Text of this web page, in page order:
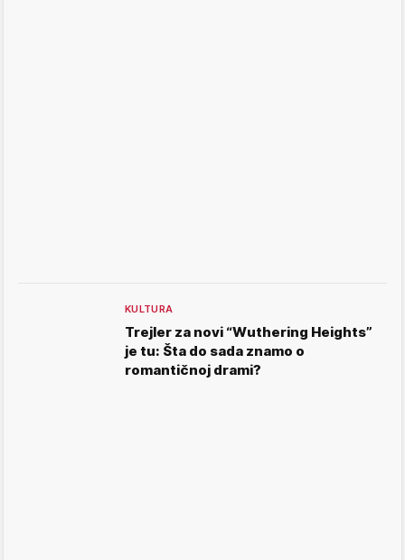
KULTURA
Trejler za novi “Wuthering Heights”
je tu: Šta do sada znamo o
romantičnoj drami?